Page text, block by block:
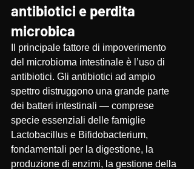
antibiotici e perdita
microbica
Il principale fattore di impoverimento
del microbioma intestinale è l’uso di
antibiotici. Gli antibiotici ad ampio
spettro distruggono una grande parte
dei batteri intestinali — comprese
specie essenziali delle famiglie
Lactobacillus e Bifidobacterium,
fondamentali per la digestione, la
produzione di enzimi, la gestione della